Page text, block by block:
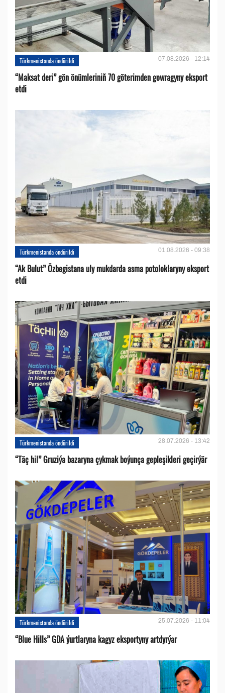
Türkmenistanda öndürildi 07.08.2026 - 12:14
“Maksat deri” gön önümleriniň 70 göterimden gowragyny eksport
etdi
Türkmenistanda öndürildi 01.08.2026 - 09:38
“Ak Bulut” Özbegistana uly mukdarda asma potoloklaryny eksport
etdi
Türkmenistanda öndürildi 28.07.2026 - 13:42
“Täç hil” Gruziýa bazaryna çykmak boýunça gepleşikleri geçirýär
Türkmenistanda öndürildi 25.07.2026 - 11:04
“Blue Hills” GDA ýurtlaryna kagyz eksportyny artdyrýar